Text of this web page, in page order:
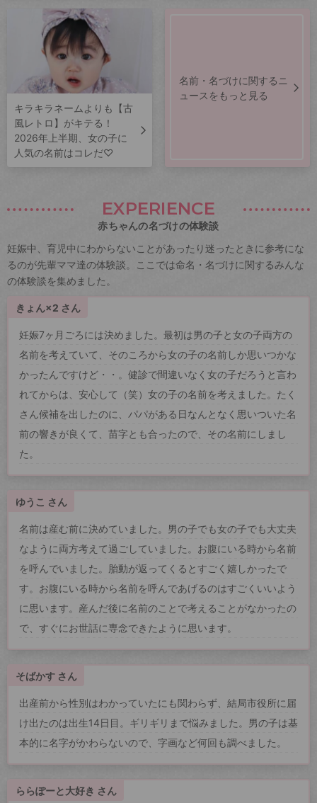
キラキラネームよりも【古
風レトロ】がキテる！
2026年上半期、女の子に
人気の名前はコレだ♡
名前・名づけに関するニ
ュースをもっと見る
EXPERIENCE
赤ちゃんの名づけの体験談
妊娠中、育児中にわからないことがあったり迷ったときに参考にな
るのが先輩ママ達の体験談。ここでは命名・名づけに関するみんな
の体験談を集めました。
きょん×2 さん
妊娠7ヶ月ごろには決めました。最初は男の子と女の子両方の
名前を考えていて、そのころから女の子の名前しか思いつかな
かったんですけど・・。健診で間違いなく女の子だろうと言わ
れてからは、安心して（笑）女の子の名前を考えました。たく
さん候補を出したのに、パパがある日なんとなく思いついた名
前の響きが良くて、苗字とも合ったので、その名前にしまし
た。
ゆうこ さん
名前は産む前に決めていました。男の子でも女の子でも大丈夫
なように両方考えて過ごしていました。お腹にいる時から名前
を呼んでいました。胎動が返ってくるとすごく嬉しかったで
す。お腹にいる時から名前を呼んであげるのはすごくいいよう
に思います。産んだ後に名前のことで考えることがなかったの
で、すぐにお世話に専念できたように思います。
そばかす さん
出産前から性別はわかっていたにも関わらず、結局市役所に届
け出たのは出生14日目。ギリギリまで悩みました。男の子は基
本的に名字がかわらないので、字画など何回も調べました。
ららぽーと大好き さん